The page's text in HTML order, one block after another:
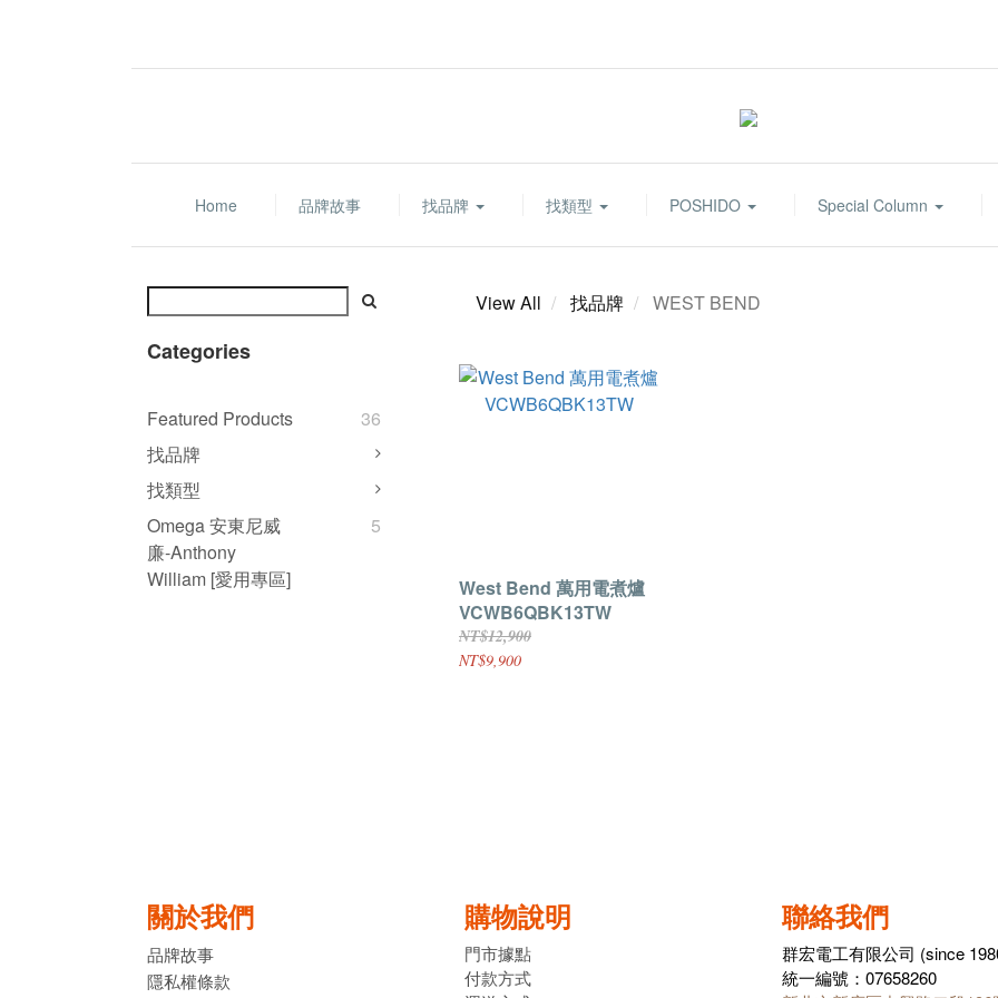
Home 品牌故事 找品牌 找類型 POSHIDO Special Column
Categories
Featured Products
36
找品牌
找類型
Omega 安東尼威
廉-Anthony
William [愛用專區]
5
View All 找品牌 WEST BEND
West Bend 萬用電煮爐
VCWB6QBK13TW
NT$12,900
NT$9,900
關於我們
品牌故事
隱私權條款
購物說明
門市據點
付款方式
聯絡我們
群宏電工有限公司 (since
統一編號：07658260